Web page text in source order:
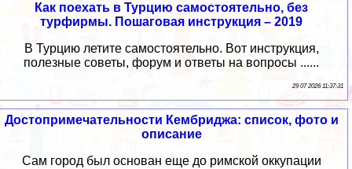
Как поехать в Турцию самостоятельно, без
турфирмы. Пошаговая инструкция – 2019
В Турцию летите самостоятельно. Вот инструкция,
полезные советы, форум и ответы на вопросы ......
29 07 2026 11:37:31
Достопримечательности Кембриджа: список, фото и
описание
Сам город был основан еще до римской оккупации